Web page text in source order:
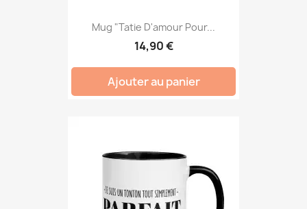
Mug "Tatie D'amour Pour...
14,90 €
Ajouter au panier